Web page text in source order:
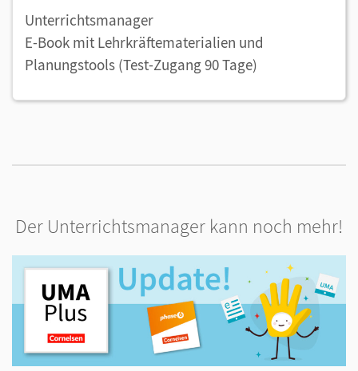
Unterrichtsmanager
E-Book mit Lehrkräftematerialien und
Planungstools (Test-Zugang 90 Tage)
Der Unterrichtsmanager kann noch mehr!